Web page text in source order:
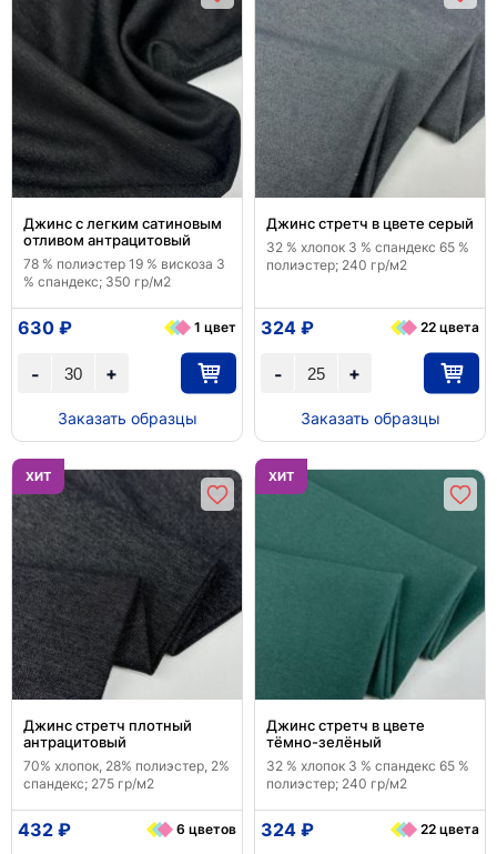
Джинс с легким сатиновым
отливом антрацитовый
78 % полиэстер 19 % вискоза 3
% спандекс; 350 гр/м2
+
-
630 ₽ 1 цвет
Заказать образцы
Джинс стретч в цвете серый
32 % хлопок 3 % спандекс 65 %
полиэстер; 240 гр/м2
+
-
324 ₽ 22 цвета
Заказать образцы
ХИТ
Джинс стретч плотный
антрацитовый
70% хлопок, 28% полиэстер, 2%
спандекс; 275 гр/м2
432 ₽ 6 цветов
ХИТ
Джинс стретч в цвете
тёмно-зелёный
32 % хлопок 3 % спандекс 65 %
полиэстер; 240 гр/м2
324 ₽ 22 цвета